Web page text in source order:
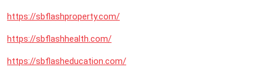
https://sbflashproperty.com/
https://sbflashhealth.com/
https://sbflasheducation.com/